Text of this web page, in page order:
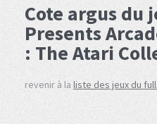
Cote argus du
Presents
: The Atari
revenir à la liste des jeux du